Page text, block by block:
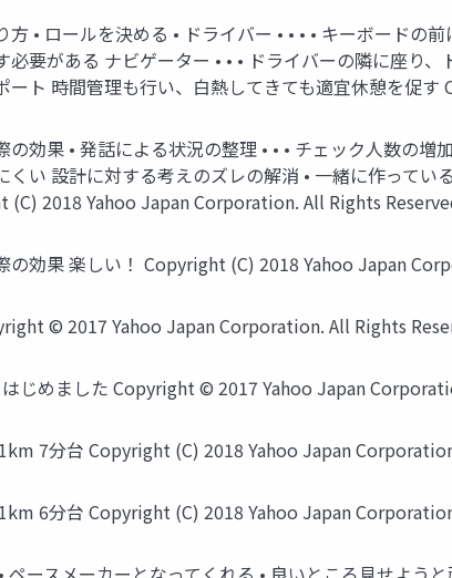
方 • ロールを決める • ドライバー • • • • キーボード
必要がある ナビゲーター • • • ドライバーの隣に座り
ート 時間管理も行い、白熱してきても適宜休憩を促
の効果 • 発話による状況の整理 • • • チェック人数の
くい 設計に対する考えのズレの解消 • 一緒に作って
(C) 2018 Yahoo Japan Corporation. All Rights
の効果 楽しい！ Copyright (C) 2018 Yahoo Japan
© 2017 Yahoo Japan Corporation. All Rights
じめました Copyright © 2017 Yahoo Japan
7分台 Copyright (C) 2018 Yahoo Japan
6分台 Copyright (C) 2018 Yahoo Japan